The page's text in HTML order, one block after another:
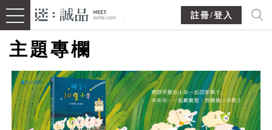
註冊/登入
主題專欄